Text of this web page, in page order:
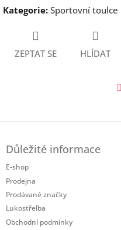
Kategorie: Sportovní toulce
ZEPTAT SE HLÍDAT
Důležité informace
E-shop
Prodejna
Prodávané značky
Lukostřelba
Obchodní podmínky